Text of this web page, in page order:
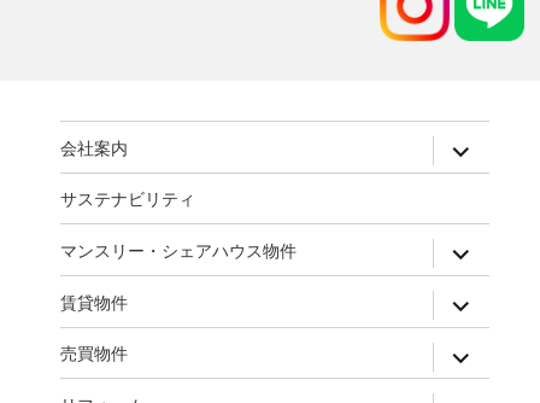
会社案内 expand
child
menu
サステナビリティ
マンスリー・シェアハウス物件 expand
child
menu
賃貸物件 expand
child
menu
売買物件 expand
child
menu